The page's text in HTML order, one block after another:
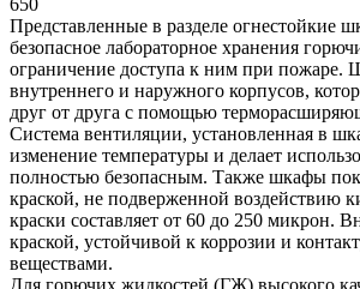
Представленные в разделе огнестойкие
безопасное лабораторное хранения
ограничение доступа к ним при пожаре.
внутреннего и наружного корпусов,
друг от друга с помощью
Система вентиляции, установленная в
изменение температуры и делает
полностью безопасным. Также шкафы
краской, не подверженной воздействию
краски составляет от 60 до 250 микрон.
краской, устойчивой к коррозии и
веществами.
Для горючих жидкостей (ГЖ) высокого